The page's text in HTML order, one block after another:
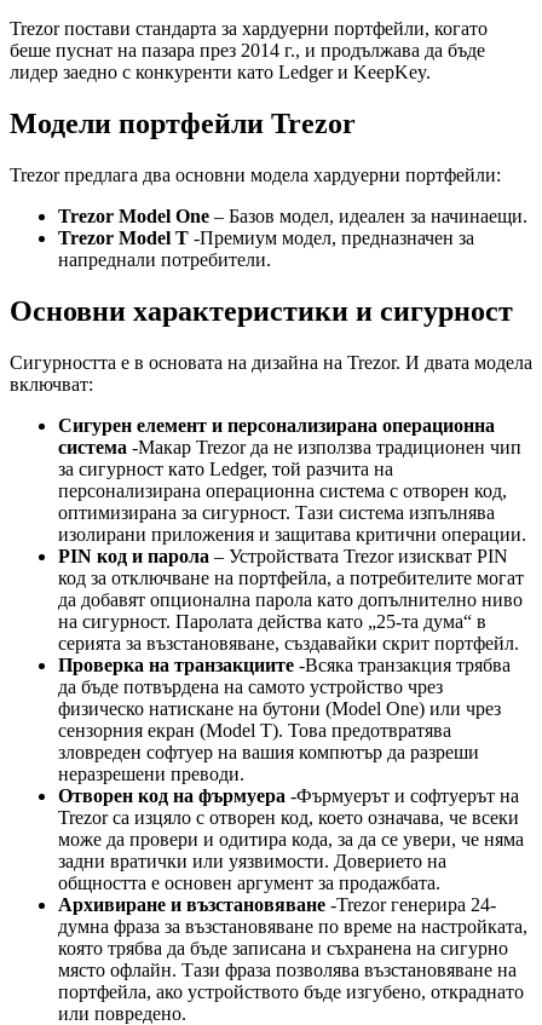
Trezor постави стандарта за хардуерни портфейли, когато
беше пуснат на пазара през 2014 г., и продължава да бъде
лидер заедно с конкуренти като Ledger и KeepKey.
Модели портфейли Trezor
Trezor предлага два основни модела хардуерни портфейли:
Trezor Model One – Базов модел, идеален за начинаещи.
Trezor Model T -Премиум модел, предназначен за
напреднали потребители.
Основни характеристики и сигурност
Сигурността е в основата на дизайна на Trezor. И двата модела
включват:
Сигурен елемент и персонализирана операционна
система -Макар Trezor да не използва традиционен чип
за сигурност като Ledger, той разчита на
персонализирана операционна система с отворен код,
оптимизирана за сигурност. Тази система изпълнява
изолирани приложения и защитава критични операции.
PIN код и парола – Устройствата Trezor изискват PIN
код за отключване на портфейла, а потребителите могат
да добавят опционална парола като допълнително ниво
на сигурност. Паролата действа като „25-та дума“ в
серията за възстановяване, създавайки скрит портфейл.
Проверка на транзакциите -Всяка транзакция трябва
да бъде потвърдена на самото устройство чрез
физическо натискане на бутони (Model One) или чрез
сензорния екран (Model T). Това предотвратява
зловреден софтуер на вашия компютър да разреши
неразрешени преводи.
Отворен код на фърмуера -Фърмуерът и софтуерът на
Trezor са изцяло с отворен код, което означава, че всеки
може да провери и одитира кода, за да се увери, че няма
задни вратички или уязвимости. Доверието на
общността е основен аргумент за продажбата.
Архивиране и възстановяване -Trezor генерира 24-
думна фраза за възстановяване по време на настройката,
която трябва да бъде записана и съхранена на сигурно
място офлайн. Тази фраза позволява възстановяване на
портфейла, ако устройството бъде изгубено, откраднато
или повредено.